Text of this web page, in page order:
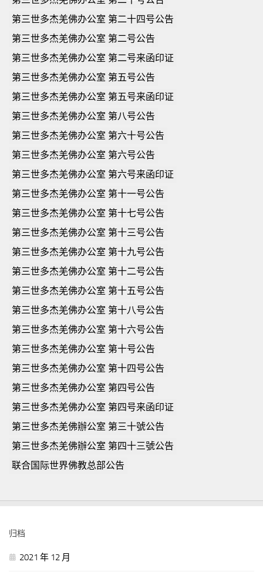
第三世多杰羌佛办公室 第二十四号公告
第三世多杰羌佛办公室 第二号公告
第三世多杰羌佛办公室 第二号来函印证
第三世多杰羌佛办公室 第五号公告
第三世多杰羌佛办公室 第五号来函印证
第三世多杰羌佛办公室 第八号公告
第三世多杰羌佛办公室 第六十号公告
第三世多杰羌佛办公室 第六号公告
第三世多杰羌佛办公室 第六号来函印证
第三世多杰羌佛办公室 第十一号公告
第三世多杰羌佛办公室 第十七号公告
第三世多杰羌佛办公室 第十三号公告
第三世多杰羌佛办公室 第十九号公告
第三世多杰羌佛办公室 第十二号公告
第三世多杰羌佛办公室 第十五号公告
第三世多杰羌佛办公室 第十八号公告
第三世多杰羌佛办公室 第十六号公告
第三世多杰羌佛办公室 第十号公告
第三世多杰羌佛办公室 第十四号公告
第三世多杰羌佛办公室 第四号公告
第三世多杰羌佛办公室 第四号来函印证
第三世多杰羌佛辦公室 第三十號公告
第三世多杰羌佛辦公室 第四十三號公告
联合国际世界佛教总部公告
归档
2021 年 12 月